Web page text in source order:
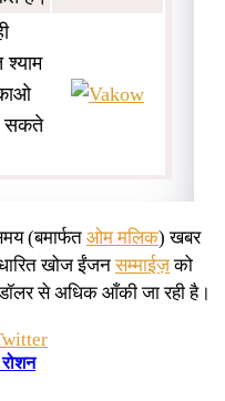
श्याम
सकते
(बमार्फत ओम मलिक) खबर
खोज ईंजनसम्माईज़को
से अधिक आँकी जा रही है।